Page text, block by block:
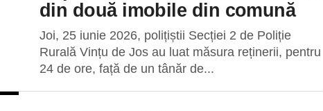
din două imobile din comună
Joi, 25 iunie 2026, polițiștii Secției 2 de Poliție
Rurală Vințu de Jos au luat măsura reținerii, pentru
24 de ore, față de un tânăr de...